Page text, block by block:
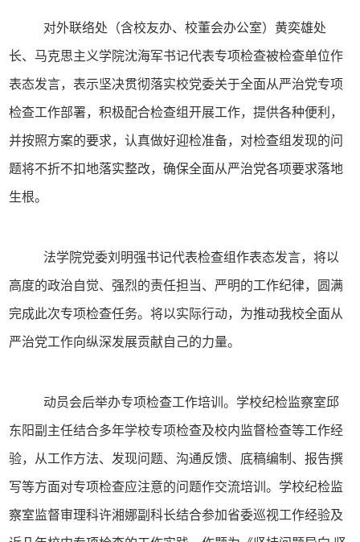
对外联络处（含校友办、校董会办公室）黄奕雄处
长、马克思主义学院沈海军书记代表专项检查被检查单位作
表态发言，表示坚决贯彻落实校党委关于全面从严治党专项
检查工作部署，积极配合检查组开展工作，提供各种便利，
并按照方案的要求，认真做好迎检准备，对检查组发现的问
题将不折不扣地落实整改，确保全面从严治党各项要求落地
生根。
法学院党委刘明强书记代表检查组作表态发言，将以
高度的政治自觉、强烈的责任担当、严明的工作纪律，圆满
完成此次专项检查任务。将以实际行动，为推动我校全面从
严治党工作向纵深发展贡献自己的力量。
动员会后举办专项检查工作培训。学校纪检监察室邱
东阳副主任结合多年学校专项检查及校内监督检查等工作经
验，从工作方法、发现问题、沟通反馈、底稿编制、报告撰
写等方面对专项检查应注意的问题作交流培训。学校纪检监
察室监督审理科许湘娜副科长结合参加省委巡视工作经验及